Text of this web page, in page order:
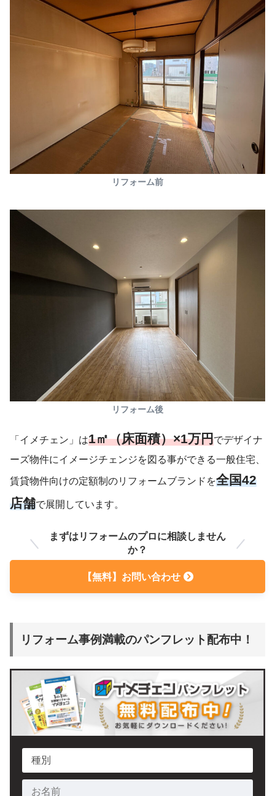
リフォーム前
リフォーム後
「イメチェン」は1㎡（床面積）×1万円でデザイナ
ーズ物件にイメージチェンジを図る事ができる一般住宅、
賃貸物件向けの定額制のリフォームブランドを全国42
店舗で展開しています。
まずはリフォームのプロに相談しません
か？
【無料】お問い合わせ
リフォーム事例満載のパンフレット配布中！